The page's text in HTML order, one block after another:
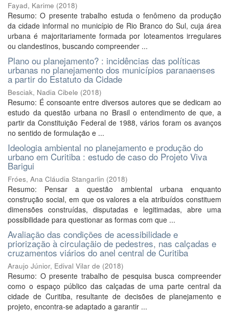
Fayad, Karime (2018)
Resumo: O presente trabalho estuda o fenômeno da produção
da cidade informal no município de Rio Branco do Sul, cuja área
urbana é majoritariamente formada por loteamentos irregulares
ou clandestinos, buscando compreender ...
Plano ou planejamento? : incidências das políticas
urbanas no planejamento dos municípios paranaenses
a partir do Estatuto da Cidade
Besciak, Nadia Cibele (2018)
Resumo: É consoante entre diversos autores que se dedicam ao
estudo da questão urbana no Brasil o entendimento de que, a
partir da Constituição Federal de 1988, vários foram os avanços
no sentido de formulação e ...
Ideologia ambiental no planejamento e produção do
urbano em Curitiba : estudo de caso do Projeto Viva
Barigui
Fróes, Ana Cláudia Stangarlin (2018)
Resumo: Pensar a questão ambiental urbana enquanto
construção social, em que os valores a ela atribuídos constituem
dimensões construídas, disputadas e legitimadas, abre uma
possibilidade para questionar as formas com que ...
Avaliação das condições de acessibilidade e
priorização à circulaçãio de pedestres, nas calçadas e
cruzamentos viários do anel central de Curitiba
Araujo Júnior, Edival Vilar de (2018)
Resumo: O presente trabalho de pesquisa busca compreender
como o espaço público das calçadas de uma parte central da
cidade de Curitiba, resultante de decisões de planejamento e
projeto, encontra-se adaptado a garantir ...